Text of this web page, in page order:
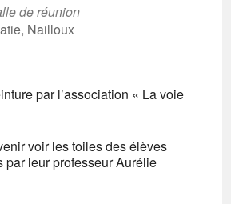
de réunion
Nailloux
par l’association « La voie
voir les toiles des élèves
par leur professeur Aurélie